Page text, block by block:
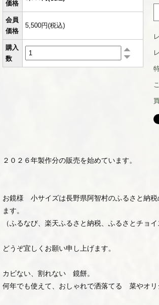
価格
会員
価格
5,500円(税込)
購入
数
２０２６年製作分の販売を始めています。
お鏡様 小サイズは長野県阿智村のふるさと納
ます。
（ふるなび、楽天ふるさと納税、ふるさとチョイ
どうぞ宜しくお願い申し上げます。
カビない、割れない 鏡餅。
何年でも使えて、おしゃれで洒落てる 菜やオリ